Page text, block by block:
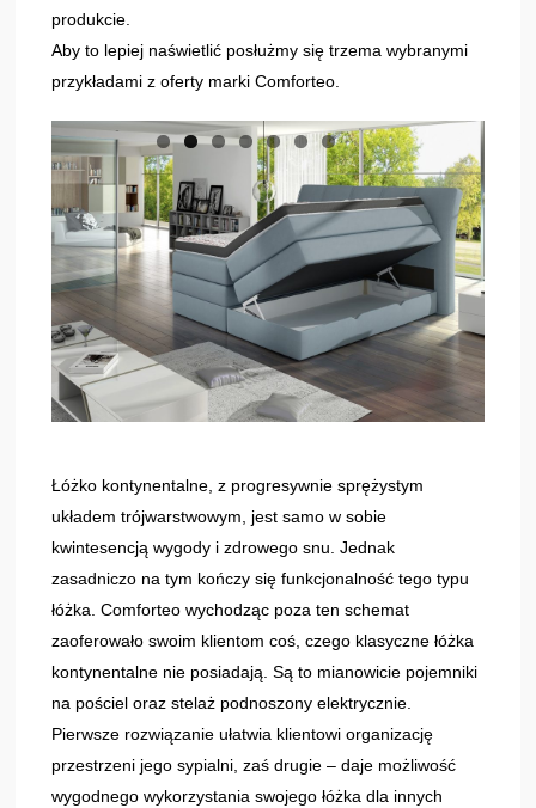
produkcie.
Aby to lepiej naświetlić posłużmy się trzema wybranymi
przykładami z oferty marki Comforteo.
Łóżko kontynentalne, z progresywnie sprężystym
układem trójwarstwowym, jest samo w sobie
kwintesencją wygody i zdrowego snu. Jednak
zasadniczo na tym kończy się funkcjonalność tego typu
łóżka. Comforteo wychodząc poza ten schemat
zaoferowało swoim klientom coś, czego klasyczne łóżka
kontynentalne nie posiadają. Są to mianowicie pojemniki
na pościel oraz stelaż podnoszony elektrycznie.
Pierwsze rozwiązanie ułatwia klientowi organizację
przestrzeni jego sypialni, zaś drugie – daje możliwość
wygodnego wykorzystania swojego łóżka dla innych